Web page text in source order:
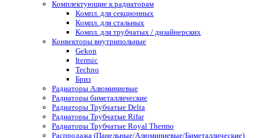
Комплектующие к радиаторам
Компл. для секционных
Компл. для стальных
Компл. для трубчатых / дизайнерских
Конвекторы внутрипольные
Gekon
Itermic
Techno
Бриз
Радиаторы Алюминиевые
Радиаторы биметаллические
Радиаторы Трубчатые Delta
Радиаторы Трубчатые Rifar
Радиаторы Трубчатые Royal Thermo
Распродажа (Панельные/Алюминиевые/Биметаллические)